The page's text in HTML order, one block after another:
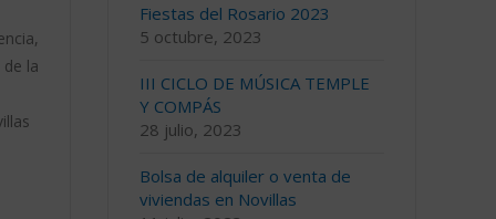
la
Fiestas del Rosario 2023
5 octubre, 2023
III CICLO DE MÚSICA TEMPLE
Y COMPÁS
28 julio, 2023
Bolsa de alquiler o venta de
viviendas en Novillas